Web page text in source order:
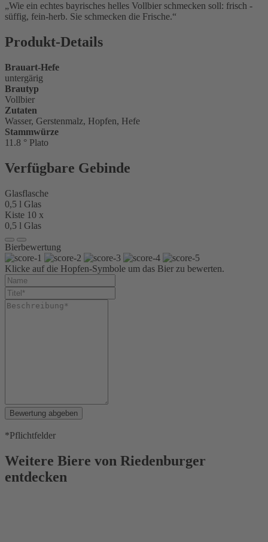
Wie ein echtes bayrisches helles Vollbier schmecken soll: frisch -
süffig, fein-herb. Sie schmecken die Frische.
Produkt-Details
Brauart-Hefe
untergärig
Brautyp
Vollbier
Zutaten
Wasser, Gerstenmalz, Hopfen, Hefe
Stammwürze
11.8 ° Plato
Verfügbare Gebinde
Glasflasche
0,5 l Glas
Kiste 10 x
0,5 l Glas
Bierbewertung
Klicke auf die Hopfen-Symbole um das Bier zu bewerten.
Bewertung abgeben
*Pflichtfelder
Weitere Biere von Riedenburger
entdecken